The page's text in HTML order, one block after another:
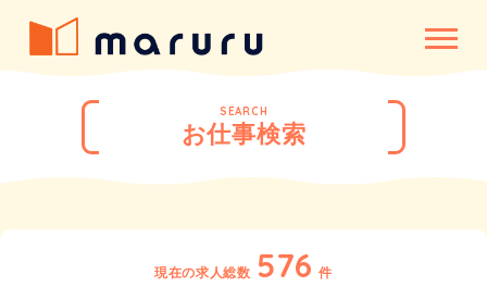
SEARCH
お仕事検索
現在の求人総数 576 件